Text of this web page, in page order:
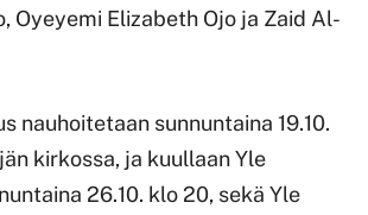
Oyeyemi Elizabeth Ojo ja Zaid Al-
nauhoitetaan sunnuntaina 19.10.
kirkossa, ja kuullaan Yle
26.10. klo 20, sekä Yle